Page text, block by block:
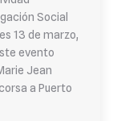
Social
13 de marzo,
evento
Jean
a Puerto